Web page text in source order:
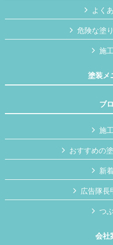
よく
危険な塗
施
塗装メ
ブ
施
おすすめの
新
広告隊長
つ
会社